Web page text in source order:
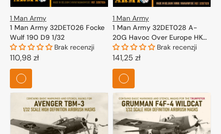
1 Man Army
1 Man Army 32DET026 Focke
Wulf 190 D9 1/32
Brak recenzji
Cena
regularna
110,98 zł
1 Man Army
1 Man Army 32DET028 A-
20G Havoc Over Europe HK
Models 1/32
Brak recenzji
Cena
regularna
141,25 zł